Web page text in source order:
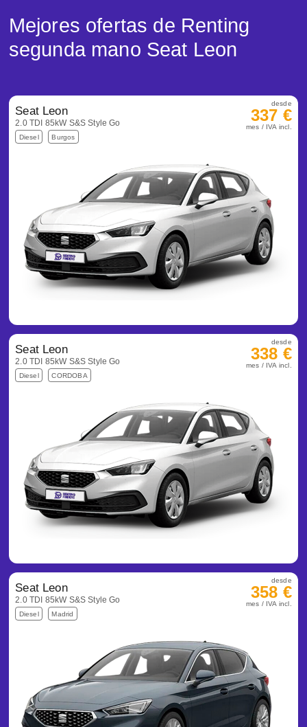
Mejores ofertas de Renting
segunda mano Seat Leon
Seat Leon
2.0 TDI 85kW S&S Style Go
Diesel Burgos
desde
337 €
mes / IVA incl.
Seat Leon
2.0 TDI 85kW S&S Style Go
Diesel CORDOBA
desde
338 €
mes / IVA incl.
Seat Leon
2.0 TDI 85kW S&S Style Go
Diesel Madrid
desde
358 €
mes / IVA incl.